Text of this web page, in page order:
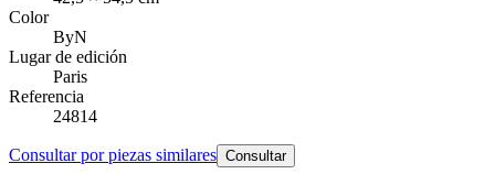
Color
ByN
Lugar de edición
Paris
Referencia
24814
Consultar por piezas similares Consultar